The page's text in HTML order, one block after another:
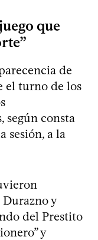
que
de
el turno de los
según consta
sesión, a la
y
del Prestito
y